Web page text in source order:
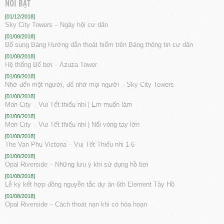
[01/12/2018]
Sky City Towers – Ngày hội cư dân
[01/08/2018]
Bổ sung Bảng Hướng dẫn thoát hiểm trên Bảng thông tin cư dân
[01/08/2018]
Hệ thống Bể bơi – Azuza Tower
[01/08/2018]
Nhớ đến một người, để nhớ mọi người – Sky City Towers
[01/08/2018]
Mon City – Vui Tết thiếu nhi | Em muốn làm
[01/08/2018]
Mon City – Vui Tết thiếu nhi | Nối vòng tay lớn
[01/08/2018]
The Van Phu Victoria – Vui Tết Thiếu nhi 1-6
[01/08/2018]
Opal Riverside – Những lưu ý khi sử dụng hồ bơi
[01/08/2018]
Lễ ký kết hợp đồng nguyễn tắc dự án 6th Element Tây Hồ
[01/08/2018]
Opal Riverside – Cách thoát nạn khi có hỏa hoạn